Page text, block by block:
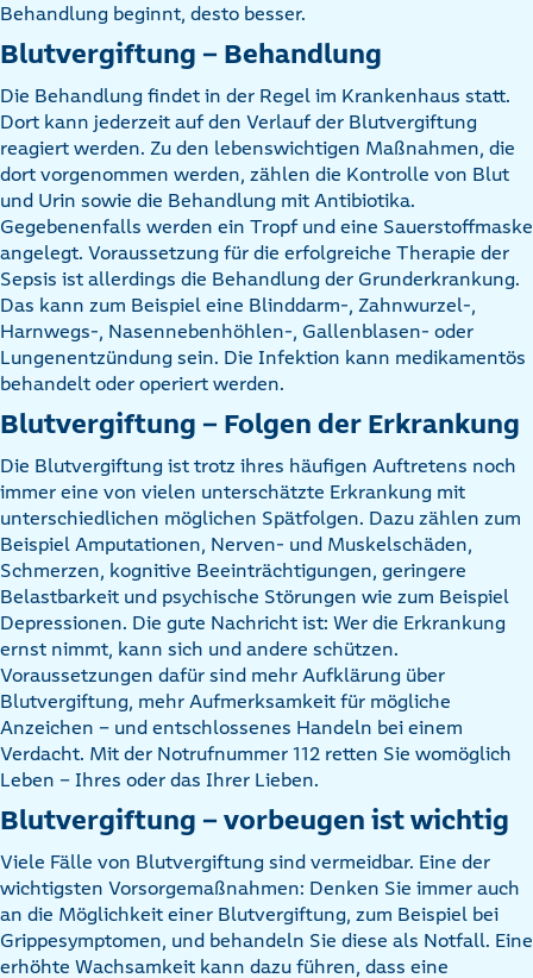
Behandlung beginnt, desto besser.
Blutvergiftung – Behandlung
Die Behandlung findet in der Regel im Krankenhaus statt.
Dort kann jederzeit auf den Verlauf der Blutvergiftung
reagiert werden. Zu den lebenswichtigen Maßnahmen, die
dort vorgenommen werden, zählen die Kontrolle von Blut
und Urin sowie die Behandlung mit Antibiotika.
Gegebenenfalls werden ein Tropf und eine Sauerstoffmaske
angelegt. Voraussetzung für die erfolgreiche Therapie der
Sepsis ist allerdings die Behandlung der Grunderkrankung.
Das kann zum Beispiel eine Blinddarm-, Zahnwurzel-,
Harnwegs-, Nasennebenhöhlen-, Gallenblasen- oder
Lungenentzündung sein. Die Infektion kann medikamentös
behandelt oder operiert werden.
Blutvergiftung – Folgen der Erkrankung
Die Blutvergiftung ist trotz ihres häufigen Auftretens noch
immer eine von vielen unterschätzte Erkrankung mit
unterschiedlichen möglichen Spätfolgen. Dazu zählen zum
Beispiel Amputationen, Nerven- und Muskelschäden,
Schmerzen, kognitive Beeinträchtigungen, geringere
Belastbarkeit und psychische Störungen wie zum Beispiel
Depressionen. Die gute Nachricht ist: Wer die Erkrankung
ernst nimmt, kann sich und andere schützen.
Voraussetzungen dafür sind mehr Aufklärung über
Blutvergiftung, mehr Aufmerksamkeit für mögliche
Anzeichen – und entschlossenes Handeln bei einem
Verdacht. Mit der Notrufnummer 112 retten Sie womöglich
Leben – Ihres oder das Ihrer Lieben.
Blutvergiftung – vorbeugen ist wichtig
Viele Fälle von Blutvergiftung sind vermeidbar. Eine der
wichtigsten Vorsorgemaßnahmen: Denken Sie immer auch
an die Möglichkeit einer Blutvergiftung, zum Beispiel bei
Grippesymptomen, und behandeln Sie diese als Notfall. Eine
erhöhte Wachsamkeit kann dazu führen, dass eine